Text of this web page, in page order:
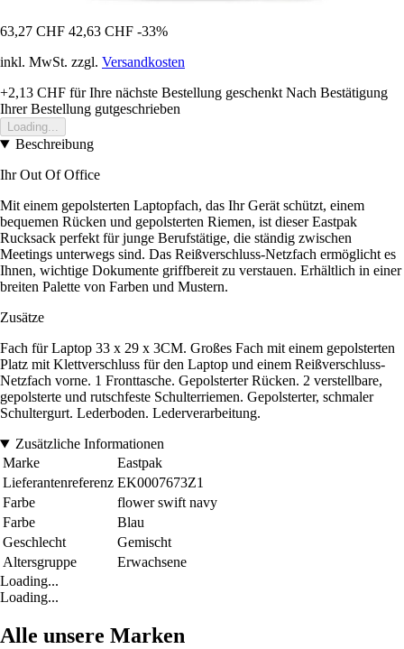
63,27 CHF 42,63 CHF -33%
inkl. MwSt. zzgl. Versandkosten
+2,13 CHF für Ihre nächste Bestellung geschenkt Nach Bestätigung
Ihrer Bestellung gutgeschrieben
Loading...
Beschreibung
Ihr Out Of Office
Mit einem gepolsterten Laptopfach, das Ihr Gerät schützt, einem
bequemen Rücken und gepolsterten Riemen, ist dieser Eastpak
Rucksack perfekt für junge Berufstätige, die ständig zwischen
Meetings unterwegs sind. Das Reißverschluss-Netzfach ermöglicht es
Ihnen, wichtige Dokumente griffbereit zu verstauen. Erhältlich in einer
breiten Palette von Farben und Mustern.
Zusätze
Fach für Laptop 33 x 29 x 3CM. Großes Fach mit einem gepolsterten
Platz mit Klettverschluss für den Laptop und einem Reißverschluss-
Netzfach vorne. 1 Fronttasche. Gepolsterter Rücken. 2 verstellbare,
gepolsterte und rutschfeste Schulterriemen. Gepolsterter, schmaler
Schultergurt. Lederboden. Lederverarbeitung.
Zusätzliche Informationen
Marke
Eastpak
Lieferantenreferenz EK0007673Z1
Farbe
flower swift navy
Farbe
Blau
Geschlecht
Gemischt
Altersgruppe
Erwachsene
Loading...
Loading...
Alle unsere Marken